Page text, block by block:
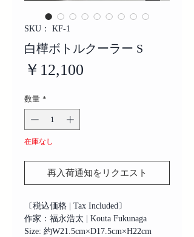
SKU： KF-1
白樺ボトルクーラー S
￥12,100
数量 *
在庫なし
再入荷通知をリクエスト
〔税込価格 | Tax Included〕
作家：福永浩太 | Kouta Fukunaga
Size: 約W21.5cm×D17.5cm×H22cm